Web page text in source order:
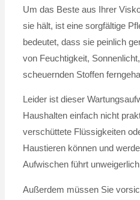
Um das Beste aus Ihrer
sie hält, ist eine sorgfältige
bedeutet, dass sie peinlich
von Feuchtigkeit,
scheuernden Stoffen
Leider ist dieser
Haushalten einfach nicht
verschüttete Flüssigkeiten
Haustieren können und
Aufwischen führt
Außerdem müssen Sie